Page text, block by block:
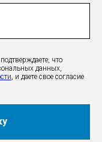
что
данных,
, и даете свое согласие